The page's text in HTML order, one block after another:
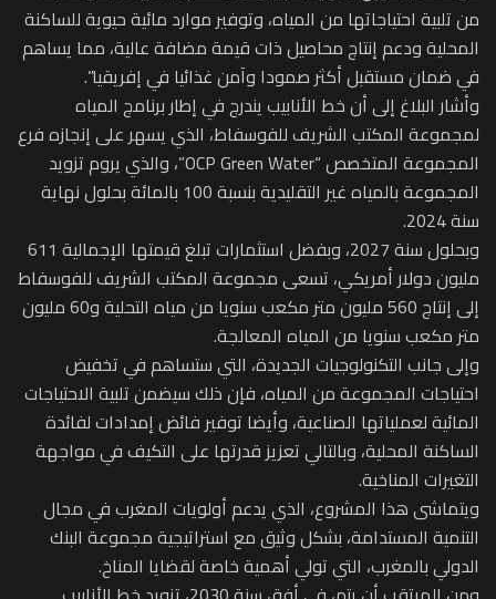
من تلبية احتياجاتها من المياه، وتوفير موارد مائية حيوية للساكنة
المحلية ودعم إنتاج محاصيل ذات قيمة مضافة عالية، مما يساهم
في ضمان مستقبل أكثر صمودا وآمن غذائيا في إفريقيا”.
وأشار البلاغ إلى أن خط الأنابيب يندرج في إطار برنامج المياه
لمجموعة المكتب الشريف للفوسفاط، الذي يسهر على إنجازه فرع
المجموعة المتخصص “OCP Green Water”، والذي يروم تزويد
المجموعة بالمياه غير التقليدية بنسبة 100 بالمائة بحلول نهاية‬
سنة‫ 2024.
وبحلول سنة 2027، وبفضل استثمارات تبلغ قيمتها الإجمالية 611
مليون دولار أمريكي، تسعى مجموعة المكتب الشريف للفوسفاط
إلى إنتاج 560 مليون متر مكعب سنويا من مياه التحلية و60 مليون
متر مكعب‬ ‫سنويا من المياه المعالجة.
وإلى جانب التكنولوجيات الجديدة، التي ‬ستساهم‫ في تخفيض
احتياجات المجموعة من المياه، فإن ذلك ‬سيضمن تلبية الاحتياجات
المائية‫ لعملياتها الصناعية، وأيضا توفير فائض إمدادات لفائدة
الساكنة المحلية، وبالتالي تعزيز قدرتها على التكيف في مواجهة
‬التغيرات المناخية.
ويتماشى هذا المشروع، الذي يدعم أولويات المغرب في مجال
التنمية المستدامة، بشكل وثيق مع استراتيجية مجموعة البنك
الدولي بالمغرب، التي تولي أهمية خاصة لقضايا المناخ.